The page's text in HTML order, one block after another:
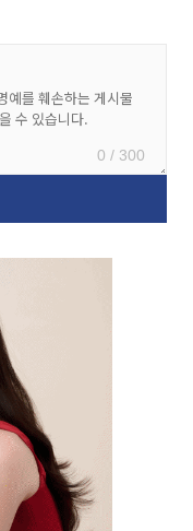
0 / 300